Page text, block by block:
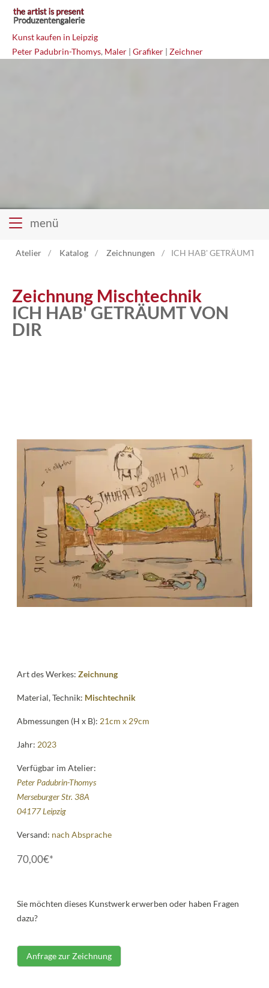
Kunst kaufen in Leipzig
Peter Padubrin-Thomys, Maler | Grafiker | Zeichner
menü
Katalog
Vita
News
Kontakt
Atelier Katalog Zeichnungen ICH HAB' GETRÄUMT
Zeichnung Mischtechnik
ICH HAB' GETRÄUMT VON
DIR
Art des Werkes:Zeichnung
Material, Technik: Mischtechnik
Abmessungen (H x B): 21cm x 29cm
Jahr: 2023
Verfügbar im Atelier:
Peter Padubrin-Thomys
Merseburger Str. 38A
04177 Leipzig
Versand: nach Absprache
70,00€*
Sie möchten dieses Kunstwerk erwerben oder haben Fragen
dazu?
Anfrage zur Zeichnung